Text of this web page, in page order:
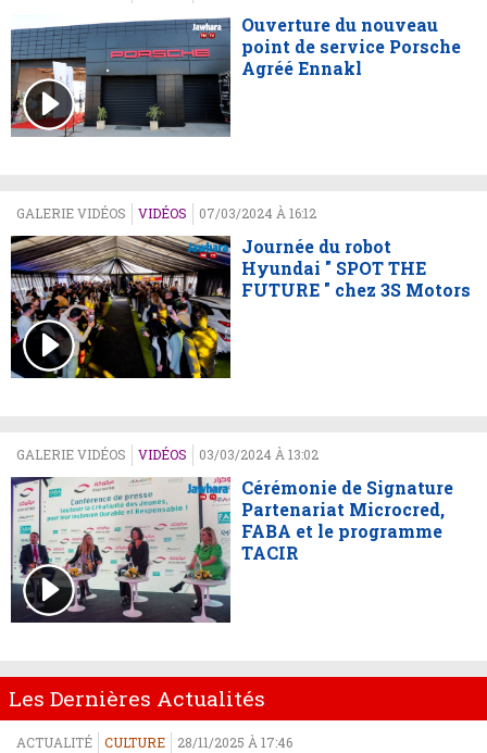
Ouverture du nouveau
point de service Porsche
Agréé Ennakl
GALERIE VIDÉOS VIDÉOS 07/03/2024 À 16:12
Journée du robot
Hyundai " SPOT THE
FUTURE " chez 3S Motors
GALERIE VIDÉOS VIDÉOS 03/03/2024 À 13:02
Cérémonie de Signature
Partenariat Microcred,
FABA et le programme
TACIR
Les Dernières Actualités
ACTUALITÉ CULTURE 28/11/2025 À 17:46